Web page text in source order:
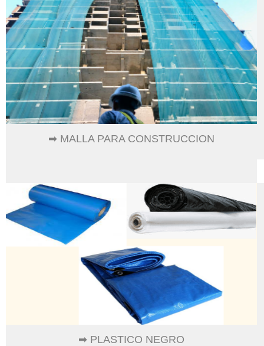
➡ MALLA PARA CONSTRUCCION
➡ PLASTICO NEGRO